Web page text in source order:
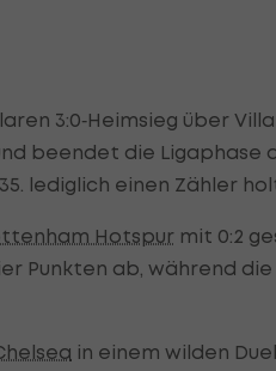
3:0‑Heimsieg über
beendet die Ligaphase
lediglich einen Zähler
Hotspur mit 0:2
Punkten ab, während
in einem wilden